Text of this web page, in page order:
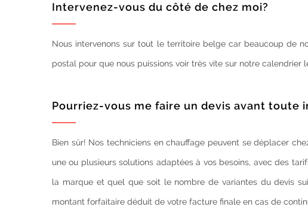
Intervenez-vous du côté de chez moi?
Nous intervenons sur tout le territoire belge car beaucoup de
postal pour que nous puissions voir très vite sur notre calendrier
Pourriez-vous me faire un devis avant toute
Bien sûr! Nos techniciens en chauffage peuvent se déplacer
une ou plusieurs solutions adaptées à vos besoins, avec des
la marque et quel que soit le nombre de variantes du devis
montant forfaitaire déduit de votre facture finale en cas de